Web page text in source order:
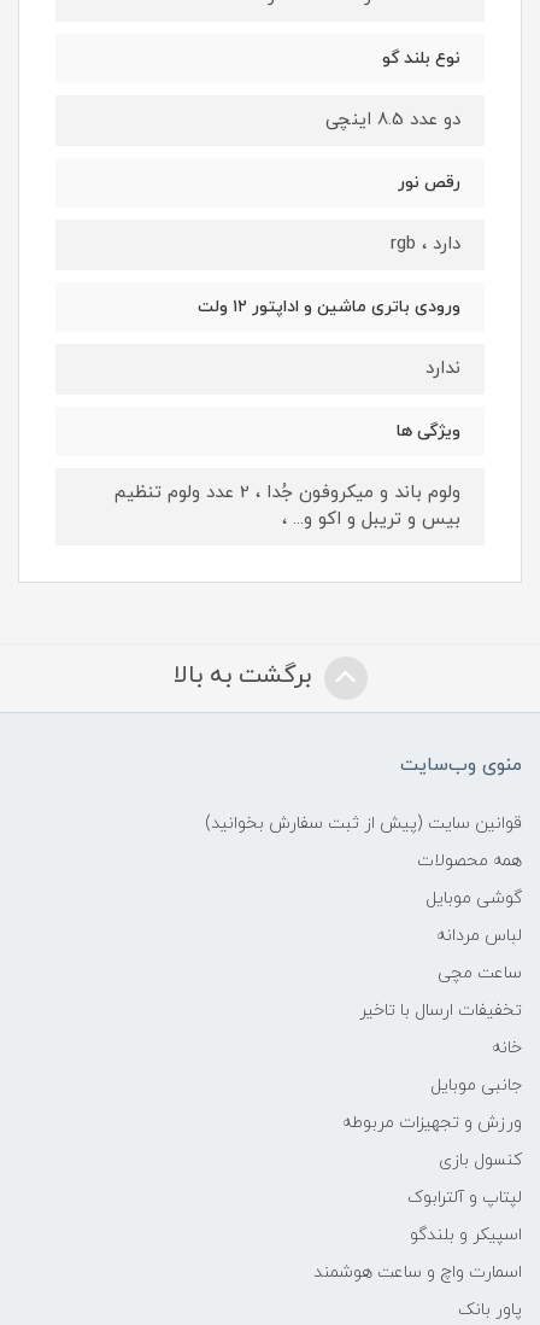
نوع بلند گو
دو عدد 8.5 اینچی
رقص نور
دارد ، rgb
ورودی باتری ماشین و اداپتور ۱۲ ولت
ندارد
ویژگی ها
ولوم باند و میکروفون جُدا ، 2 عدد ولوم تنظیم
بیس و تریبل و اکو و... ،
برگشت به بالا
منوی وب‌سایت
قوانین سایت (پیش از ثبت سفارش بخوانید)
همه محصولات
گوشی موبایل
لباس مردانه
ساعت مچی
تخفیفات ارسال با تاخیر
خانه
جانبی موبایل
ورزش و تجهیزات مربوطه
کنسول بازی
لپتاپ و آلترابوک
اسپیکر و بلندگو
اسمارت واچ و ساعت هوشمند
پاور بانک